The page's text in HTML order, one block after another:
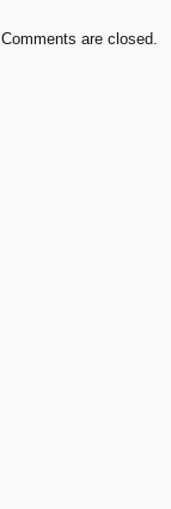
Comments are closed.